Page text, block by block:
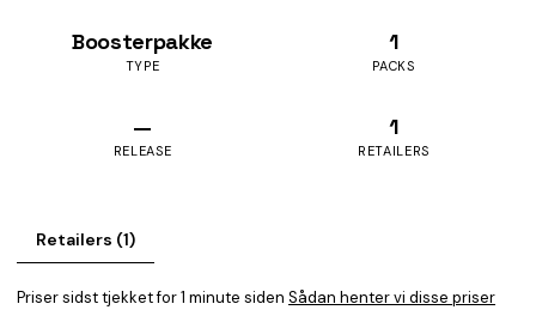
Boosterpakke
TYPE
1
PACKS
—
RELEASE
1
RETAILERS
Retailers (1)
Priser sidst tjekket for 1 minute siden Sådan henter vi disse priser